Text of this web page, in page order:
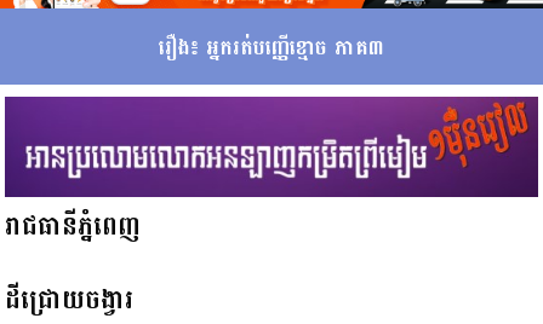
រឿង៖ អ្នករត់បញ្ញើខ្មោច ភាគ៣
រាជធានីភ្នំពេញ
ដីជ្រោយចង្វារ